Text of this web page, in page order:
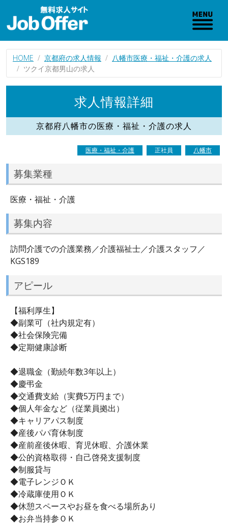
HOME 京都府の求人情報
八幡市医療・福祉・介護の求人
ツクイ京都男山の求人
求人情報詳細
京都府八幡市の医療・福祉・介護の求人
医療・福祉・介護 正社員 八幡市
募集業種
医療・福祉・介護
募集内容
訪問介護での介護業務／介護福祉士／介護スタッフ／
KGS189
アピール
【福利厚生】
◆副業可（社内規定有）
◆社会保険完備
◆定期健康診断
◆退職金（勤続年数3年以上）
◆慶弔金
◆交通費支給（実費5万円まで）
◆個人年金など（従業員拠出）
◆キャリアパス制度
◆産後パパ育休制度
◆産前産後休暇、育児休暇、介護休業
◆公的資格取得・自己啓発支援制度
◆制服貸与
◆電子レンジＯＫ
◆冷蔵庫使用ＯＫ
◆休憩スペースやお昼を食べる場所あり
◆お弁当持参ＯＫ